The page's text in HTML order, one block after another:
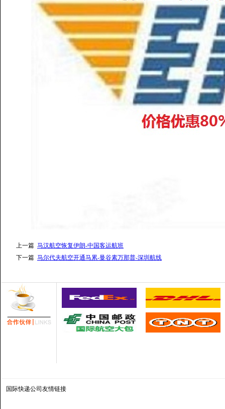
上一篇 马汉航空恢复伊朗-中国客运航班
下一篇 马尔代夫航空开通马累-曼谷素万那普-深圳航线
国际快递公司 友情链接